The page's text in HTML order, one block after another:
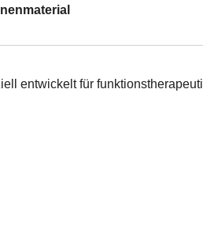
entwickelt für